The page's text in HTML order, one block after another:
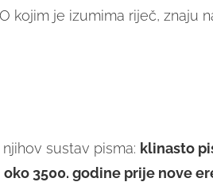
kojim je izumima riječ, znaju
sustav pisma: klinasto
oko 3500. godine prije nove